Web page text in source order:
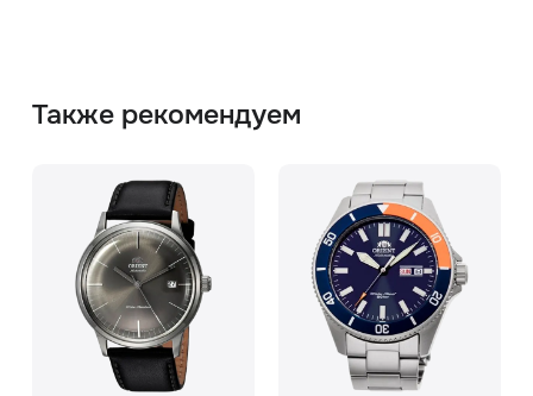
Также рекомендуем